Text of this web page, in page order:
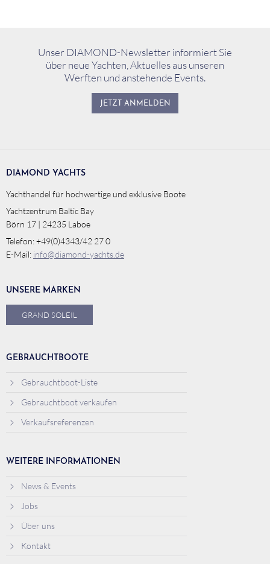
Unser DIAMOND-Newsletter informiert Sie
über neue Yachten, Aktuelles aus unseren
Werften und anstehende Events.
JETZT ANMELDEN
DIAMOND YACHTS
Yachthandel für hochwertige und exklusive Boote
Yachtzentrum Baltic Bay
Börn 17 | 24235 Laboe
Telefon: +49(0)4343/42 27 0
E-Mail: info@diamond-yachts.de
UNSERE MARKEN
GRAND SOLEIL
GEBRAUCHTBOOTE
Gebrauchtboot-Liste
Gebrauchtboot verkaufen
Verkaufsreferenzen
WEITERE INFORMATIONEN
News & Events
Jobs
Über uns
Kontakt